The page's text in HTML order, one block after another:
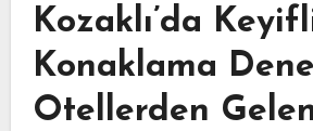
Kozaklı’da
Konaklama
Otellerden